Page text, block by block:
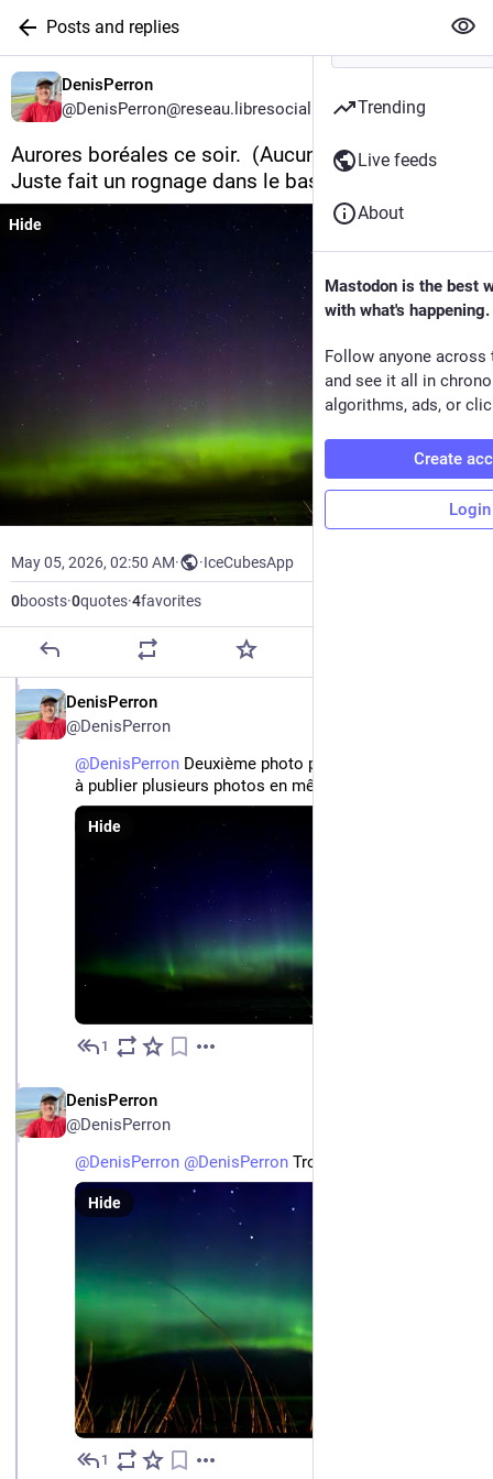
Posts and replies
DenisPerron
@DenisPerron@reseau.libresocial.quebec
Aurores boréales ce soir.  (Aucune retouche photo.
Juste fait un rognage dans le bas)
Hide
May 05, 2026, 02:50 AM· ·IceCubesApp
0boosts·0quotes·4favorites
DenisPerron
@DenisPerron
@DenisPerron Deuxième photo puisque je n’arrive plus
à publier plusieurs photos en même temps.
Hide
1
DenisPerron
@DenisPerron
@DenisPerron @DenisPerron Troisième photo.
Hide
1
Trending
Live feeds
About
Mastodon is the best
with what's happening.
Follow anyone across
and see it all in
algorithms, ads, or
Create
Login